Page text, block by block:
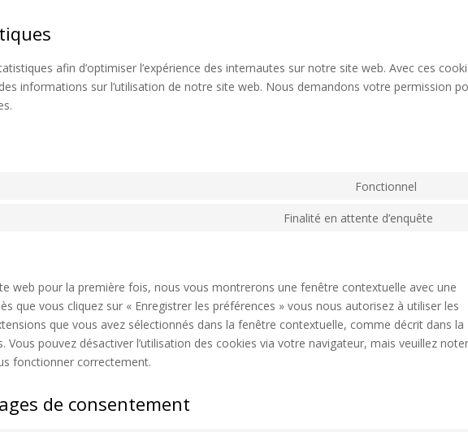
afin d’optimiser l’expérience des internautes sur notre site web. Avec ces
informations sur l’utilisation de notre site web. Nous demandons votre permission
Fonctionnel
to
Finalité en attente d’enquête
divers
web pour la première fois, nous vous montrerons une fenêtre contextuelle avec une
que vous cliquez sur « Enregistrer les préférences » vous nous autorisez à utiliser les
que vous avez sélectionnés dans la fenêtre contextuelle, comme décrit dans la
Vous pouvez désactiver l’utilisation des cookies via votre navigateur, mais veuillez
fonctionner correctement.
de consentement